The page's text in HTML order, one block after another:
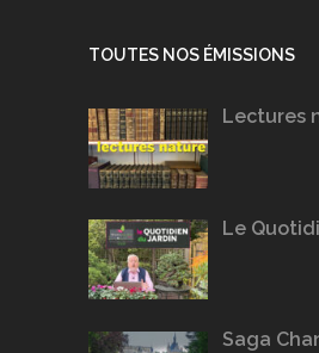
TOUTES NOS ÉMISSIONS
Lectures
Le
Saga